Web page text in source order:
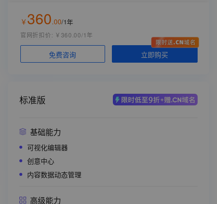
支付插件
云资源配置 （统一配置，无需单独购买）
数据库空间
ECS配置 共享
阿里云短信服务
绑定域名个数
备案服务码
赠送灵感值
￥ 360.00/1年
官网折扣价: ￥360.00/1年
免费咨询 立即购买
标准版
基础能力
可视化编辑器
创意中心
内容数据动态管理
高级能力